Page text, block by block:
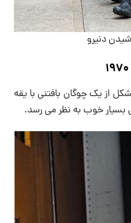
دنیرو
از یک چوگان بافتنی با یقه
بسیار خوب به نظر می رسد.